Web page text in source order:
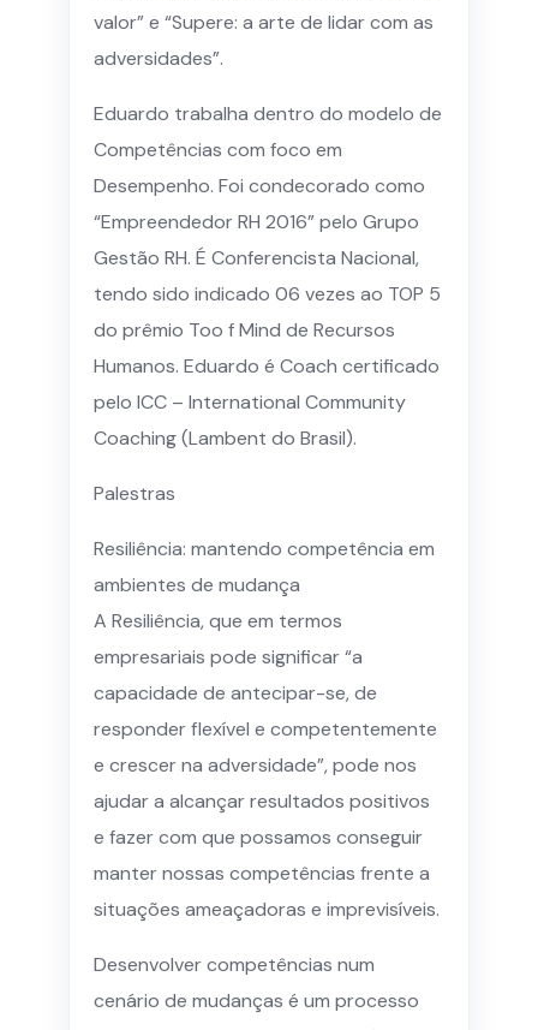
valor” e “Supere: a arte de lidar com as
adversidades”.
Eduardo trabalha dentro do modelo de
Competências com foco em
Desempenho. Foi condecorado como
“Empreendedor RH 2016” pelo Grupo
Gestão RH. É Conferencista Nacional,
tendo sido indicado 06 vezes ao TOP 5
do prêmio Too f Mind de Recursos
Humanos. Eduardo é Coach certificado
pelo ICC – International Community
Coaching (Lambent do Brasil).
Palestras
Resiliência: mantendo competência em
ambientes de mudança
A Resiliência, que em termos
empresariais pode significar “a
capacidade de antecipar-se, de
responder flexível e competentemente
e crescer na adversidade”, pode nos
ajudar a alcançar resultados positivos
e fazer com que possamos conseguir
manter nossas competências frente a
situações ameaçadoras e imprevisíveis.
Desenvolver competências num
cenário de mudanças é um processo